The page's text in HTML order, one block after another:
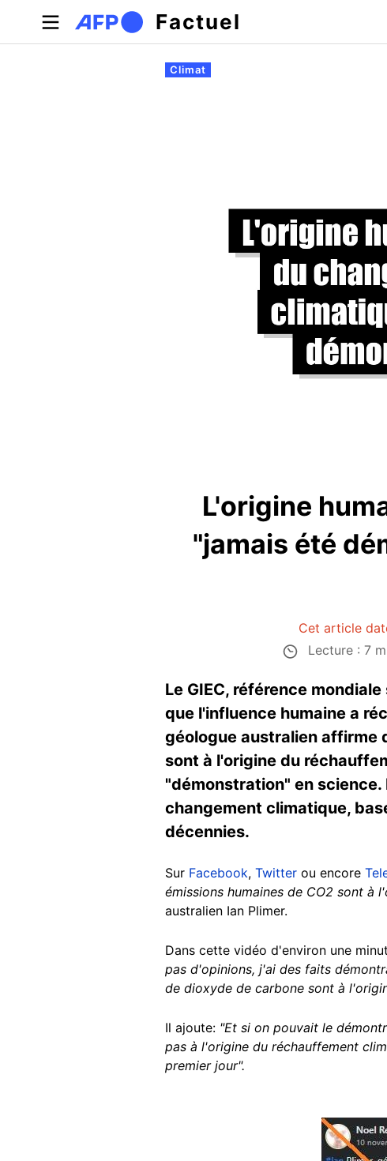
Aller au contenu principal
Factuel
Onglets principaux
Climat
L'origine
"jamais été
Cet article
Lecture : 7
Le GIEC, référence
que l'influence humaine a
géologue australien affirme
sont à l'origine du
"démonstration" en
changement climatique,
décennies.
Sur Facebook, Twitter ou encore
émissions humaines de CO2 sont à
australien Ian Plimer.
Dans cette vidéo d'environ une
pas d'opinions, j'ai des faits
de dioxyde de carbone sont à
Il ajoute: "Et si on pouvait le
pas à l'origine du réchauffement
premier jour".